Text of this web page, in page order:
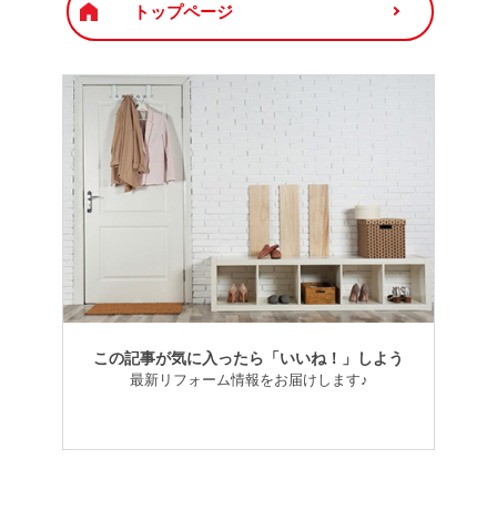
トップページ
この記事が気に入ったら「いいね！」しよう
最新リフォーム情報をお届けします♪